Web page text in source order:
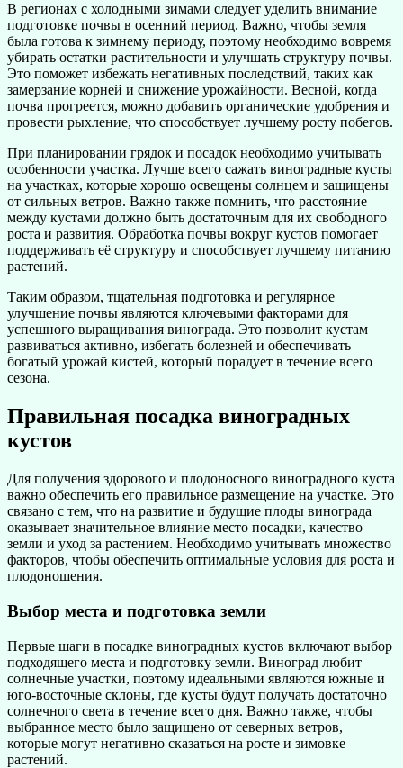
В регионах с холодными зимами следует уделить внимание
подготовке почвы в осенний период. Важно, чтобы земля
была готова к зимнему периоду, поэтому необходимо вовремя
убирать остатки растительности и улучшать структуру почвы.
Это поможет избежать негативных последствий, таких как
замерзание корней и снижение урожайности. Весной, когда
почва прогреется, можно добавить органические удобрения и
провести рыхление, что способствует лучшему росту побегов.
При планировании грядок и посадок необходимо учитывать
особенности участка. Лучше всего сажать виноградные кусты
на участках, которые хорошо освещены солнцем и защищены
от сильных ветров. Важно также помнить, что расстояние
между кустами должно быть достаточным для их свободного
роста и развития. Обработка почвы вокруг кустов помогает
поддерживать её структуру и способствует лучшему питанию
растений.
Таким образом, тщательная подготовка и регулярное
улучшение почвы являются ключевыми факторами для
успешного выращивания винограда. Это позволит кустам
развиваться активно, избегать болезней и обеспечивать
богатый урожай кистей, который порадует в течение всего
сезона.
Правильная посадка виноградных
кустов
Для получения здорового и плодоносного виноградного куста
важно обеспечить его правильное размещение на участке. Это
связано с тем, что на развитие и будущие плоды винограда
оказывает значительное влияние место посадки, качество
земли и уход за растением. Необходимо учитывать множество
факторов, чтобы обеспечить оптимальные условия для роста и
плодоношения.
Выбор места и подготовка земли
Первые шаги в посадке виноградных кустов включают выбор
подходящего места и подготовку земли. Виноград любит
солнечные участки, поэтому идеальными являются южные и
юго-восточные склоны, где кусты будут получать достаточно
солнечного света в течение всего дня. Важно также, чтобы
выбранное место было защищено от северных ветров,
которые могут негативно сказаться на росте и зимовке
растений.